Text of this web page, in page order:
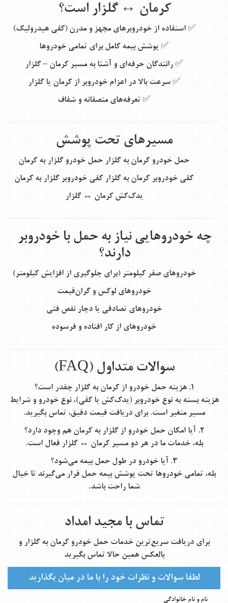
کرمان ↔ گلزار است؟
✅ استفاده از خودروبرهای مجهز و مدرن (کفی هیدرولیک)
✅ پوشش بیمه کامل برای تمامی خودروها
✅ رانندگان حرفه‌ای و آشنا به مسیر کرمان – گلزار
✅ سرعت بالا در اعزام خودروبر از کرمان یا گلزار
✅ تعرفه‌های منصفانه و شفاف
مسیرهای تحت پوشش
حمل خودرو کرمان به گلزار حمل خودرو گلزار به کرمان
کفی خودروبر کرمان به گلزار کفی خودروبر گلزار به کرمان
یدک‌کش کرمان ↔ گلزار
چه خودروهایی نیاز به حمل با خودروبر
دارند؟
خودروهای صفر کیلومتر (برای جلوگیری از افزایش کیلومتر)
خودروهای لوکس و گران‌قیمت
خودروهای تصادفی یا دچار نقص فنی
خودروهای از کار افتاده و فرسوده
سوالات متداول (FAQ)
۱. هزینه حمل خودرو از کرمان به گلزار چقدر است؟
هزینه بسته به نوع خودروبر (یدک‌کش یا کفی)، نوع خودرو و شرایط
مسیر متغیر است. برای دریافت قیمت دقیق، تماس بگیرید.
۲. آیا امکان حمل خودرو از گلزار به کرمان هم وجود دارد؟
بله، خدمات ما در هر دو مسیر کرمان ↔ گلزار فعال است.
۳. آیا خودرو در طول حمل بیمه می‌شود؟
بله، تمامی خودروها تحت پوشش بیمه حمل قرار می‌گیرند تا خیال
شما راحت باشد.
تماس با مجید امداد
برای دریافت سریع‌ترین خدمات حمل خودرو کرمان به گلزار و
بالعکس همین حالا تماس بگیرید
لطفا سوالات و نظرات خود را با ما در میان بگذارید
نام و نام خانوادگی